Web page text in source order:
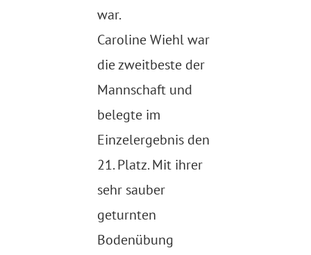
war.
Caroline Wiehl war
die zweitbeste der
Mannschaft und
belegte im
Einzelergebnis den
21. Platz. Mit ihrer
sehr sauber
geturnten
Bodenübung